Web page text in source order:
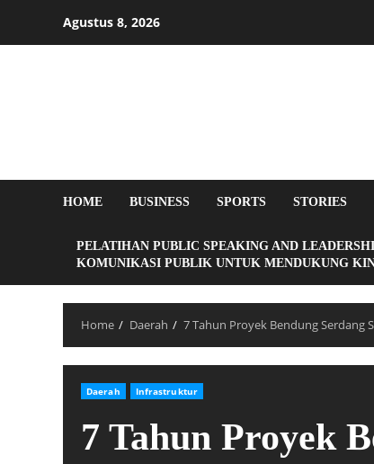
Agustus 8, 2026
HOME BUSINESS SPORTS STORIES
PELATIHAN PUBLIC SPEAKING AND
KOMUNIKASI PUBLIK UNTUK MENDUKUNG
Home Daerah 7 Tahun Proyek Bendung Serdang
Daerah Infrastruktur
7 Tahun Proyek